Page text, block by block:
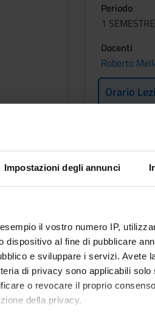
Impostazioni degli annunci
il vostro numero IP,
al fine di pubblicare
e sviluppare i servizi. Avete
di privacy sono applicabili solo
o revocare il proprio
della privacy.
Periodo
1
Docenti
Roberto
Orario